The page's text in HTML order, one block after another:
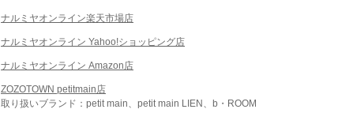
ナルミヤオンライン楽天市場店
ナルミヤオンライン Yahoo!ショッピング店
ナルミヤオンライン Amazon店
ZOZOTOWN petitmain店
取り扱いブランド：petit main、petit main LIEN、b・ROOM